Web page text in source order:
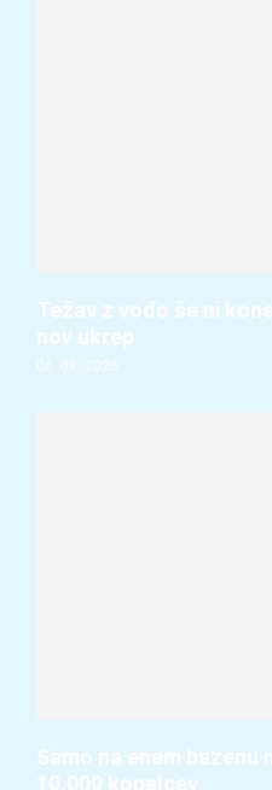
Težav z vodo še ni
nov ukrep
06. 08. 2026
Samo na enem
10.000 kopalcev